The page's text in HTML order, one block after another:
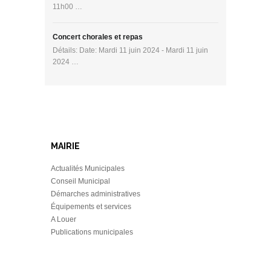
11h00 …
Concert chorales et repas
Détails: Date: Mardi 11 juin 2024 - Mardi 11 juin
2024 …
MAIRIE
Actualités Municipales
Conseil Municipal
Démarches administratives
Équipements et services
A Louer
Publications municipales